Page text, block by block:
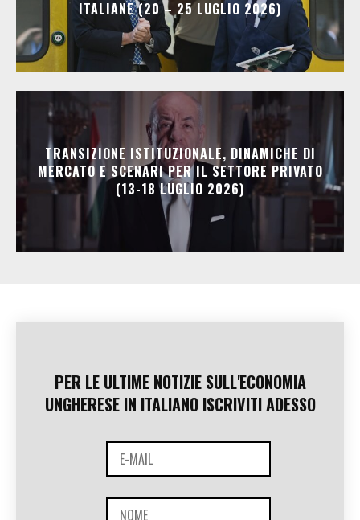
ITALIANE (20 – 25 LUGLIO 2026)
TRANSIZIONE ISTITUZIONALE, DINAMICHE DI
MERCATO E SCENARI PER IL SETTORE PRIVATO
(13-18 LUGLIO 2026)
PER LE ULTIME NOTIZIE SULL'ECONOMIA
UNGHERESE IN ITALIANO ISCRIVITI ADESSO